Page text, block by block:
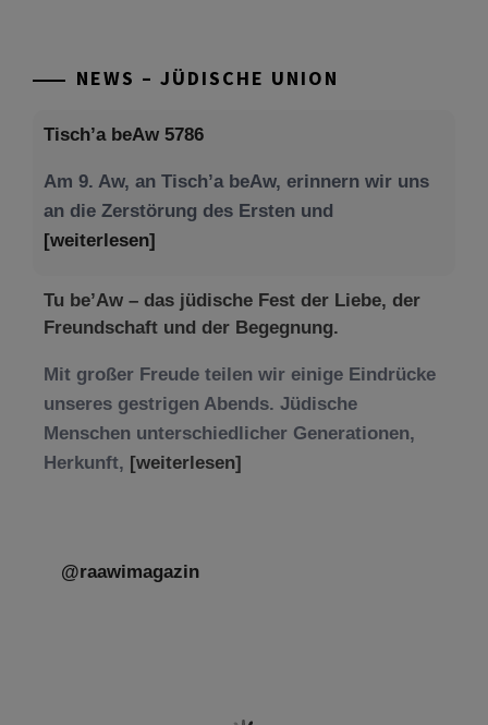
NEWS – JÜDISCHE UNION
Tisch’a beAw 5786
Am 9. Aw, an Tisch’a beAw, erinnern wir uns
an die Zerstörung des Ersten und
[weiterlesen]
Tu be’Aw – das jüdische Fest der Liebe, der
Freundschaft und der Begegnung.
Mit großer Freude teilen wir einige Eindrücke
unseres gestrigen Abends. Jüdische
Menschen unterschiedlicher Generationen,
Herkunft, [weiterlesen]
@raawimagazin